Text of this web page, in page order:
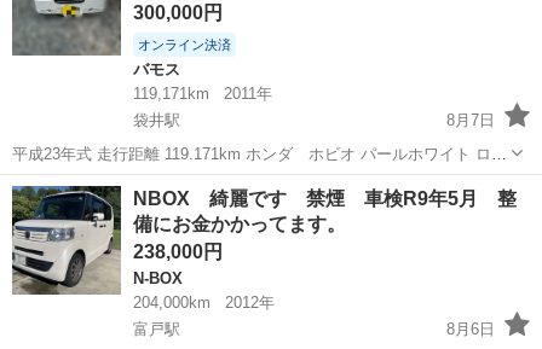
300,000円
オンライン決済
バモス
119,171km
2011年
袋井駅
8月7日
平成23年式 走行距離 119.171km ホンダ ホビオ パールホワイト ロー
ダウン フロント ラルグス車高調 リア ローダウンリーフ 社外
ホイール RAYONE 15インチ 165/40R15 車...
静岡 袋井市 バモス ホンダバモスホビオ
NBOX 綺麗です 禁煙 車検R9年5月 整
備にお金かかってます。
238,000円
N-BOX
204,000km
2012年
富戸駅
8月6日